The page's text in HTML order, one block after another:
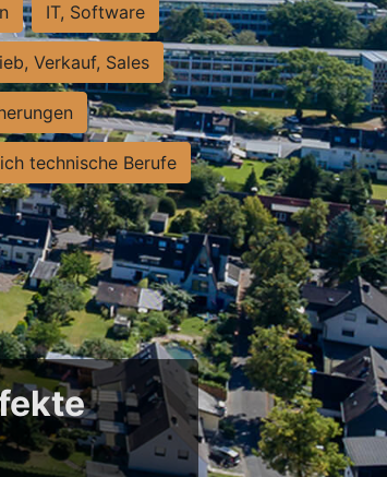
IT, Software
Verkauf, Sales
technische Berufe